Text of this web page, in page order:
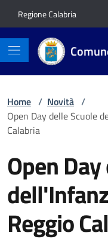
Regione Calabria
Home / Novità /
Open Day delle Scuole
Calabria
Open
Reggio